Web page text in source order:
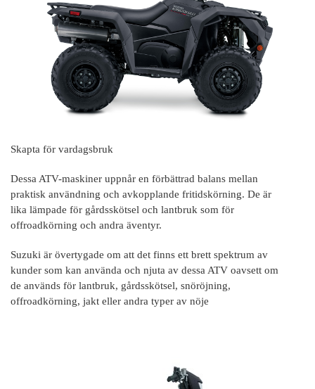
Skapta för vardagsbruk
Dessa ATV-maskiner uppnår en förbättrad balans mellan
praktisk användning och avkopplande fritidskörning. De är
lika lämpade för gårdsskötsel och lantbruk som för
offroadkörning och andra äventyr.
Suzuki är övertygade om att det finns ett brett spektrum av
kunder som kan använda och njuta av dessa ATV oavsett om
de används för lantbruk, gårdsskötsel, snöröjning,
offroadkörning, jakt eller andra typer av nöje